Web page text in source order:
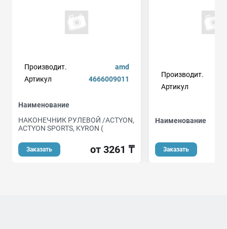
Производит.
amd
Артикул
4666009011
Наименование
НАКОНЕЧНИК РУЛЕВОЙ /ACTYON,
ACTYON SPORTS, KYRON (
Заказать от 3261 ₸
Производит.
Артикул
Наименование
Заказать